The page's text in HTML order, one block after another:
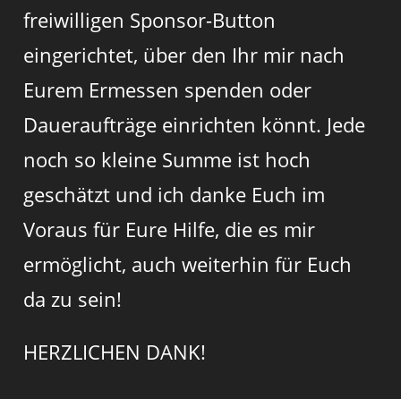
freiwilligen Sponsor-Button
eingerichtet, über den Ihr mir nach
Eurem Ermessen spenden oder
Daueraufträge einrichten könnt. Jede
noch so kleine Summe ist hoch
geschätzt und ich danke Euch im
Voraus für Eure Hilfe, die es mir
ermöglicht, auch weiterhin für Euch
da zu sein!
HERZLICHEN DANK!